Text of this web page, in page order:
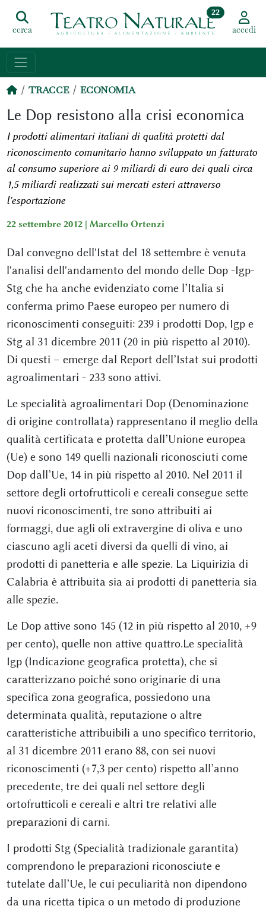
cerca
22
accedi
TRACCE ECONOMIA
Le Dop resistono alla crisi economica
I prodotti alimentari italiani di qualità protetti dal
riconoscimento comunitario hanno sviluppato un fatturato
al consumo superiore ai 9 miliardi di euro dei quali circa
1,5 miliardi realizzati sui mercati esteri attraverso
l'esportazione
22 settembre 2012 | Marcello Ortenzi
Dal convegno dell'Istat del 18 settembre è venuta
l'analisi dell'andamento del mondo delle Dop -Igp-
Stg che ha anche evidenziato come l’Italia si
conferma primo Paese europeo per numero di
riconoscimenti conseguiti: 239 i prodotti Dop, Igp e
Stg al 31 dicembre 2011 (20 in più rispetto al 2010).
Di questi – emerge dal Report dell’Istat sui prodotti
agroalimentari - 233 sono attivi.
Le specialità agroalimentari Dop (Denominazione
di origine controllata) rappresentano il meglio della
qualità certificata e protetta dall’Unione europea
(Ue) e sono 149 quelli nazionali riconosciuti come
Dop dall’Ue, 14 in più rispetto al 2010. Nel 2011 il
settore degli ortofrutticoli e cereali consegue sette
nuovi riconoscimenti, tre sono attribuiti ai
formaggi, due agli oli extravergine di oliva e uno
ciascuno agli aceti diversi da quelli di vino, ai
prodotti di panetteria e alle spezie. La Liquirizia di
Calabria è attribuita sia ai prodotti di panetteria sia
alle spezie.
Le Dop attive sono 145 (12 in più rispetto al 2010, +9
per cento), quelle non attive quattro.Le specialità
Igp (Indicazione geografica protetta), che si
caratterizzano poiché sono originarie di una
specifica zona geografica, possiedono una
determinata qualità, reputazione o altre
caratteristiche attribuibili a uno specifico territorio,
al 31 dicembre 2011 erano 88, con sei nuovi
riconoscimenti (+7,3 per cento) rispetto all’anno
precedente, tre dei quali nel settore degli
ortofrutticoli e cereali e altri tre relativi alle
preparazioni di carni.
I prodotti Stg (Specialità tradizionale garantita)
comprendono le preparazioni riconosciute e
tutelate dall’Ue, le cui peculiarità non dipendono
da una ricetta tipica o un metodo di produzione